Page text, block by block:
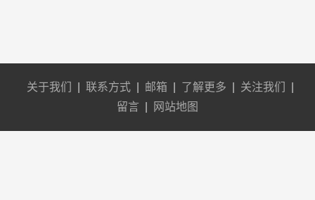
关于我们 联系方式 邮箱 了解更多 关注我们
留言
网站地图